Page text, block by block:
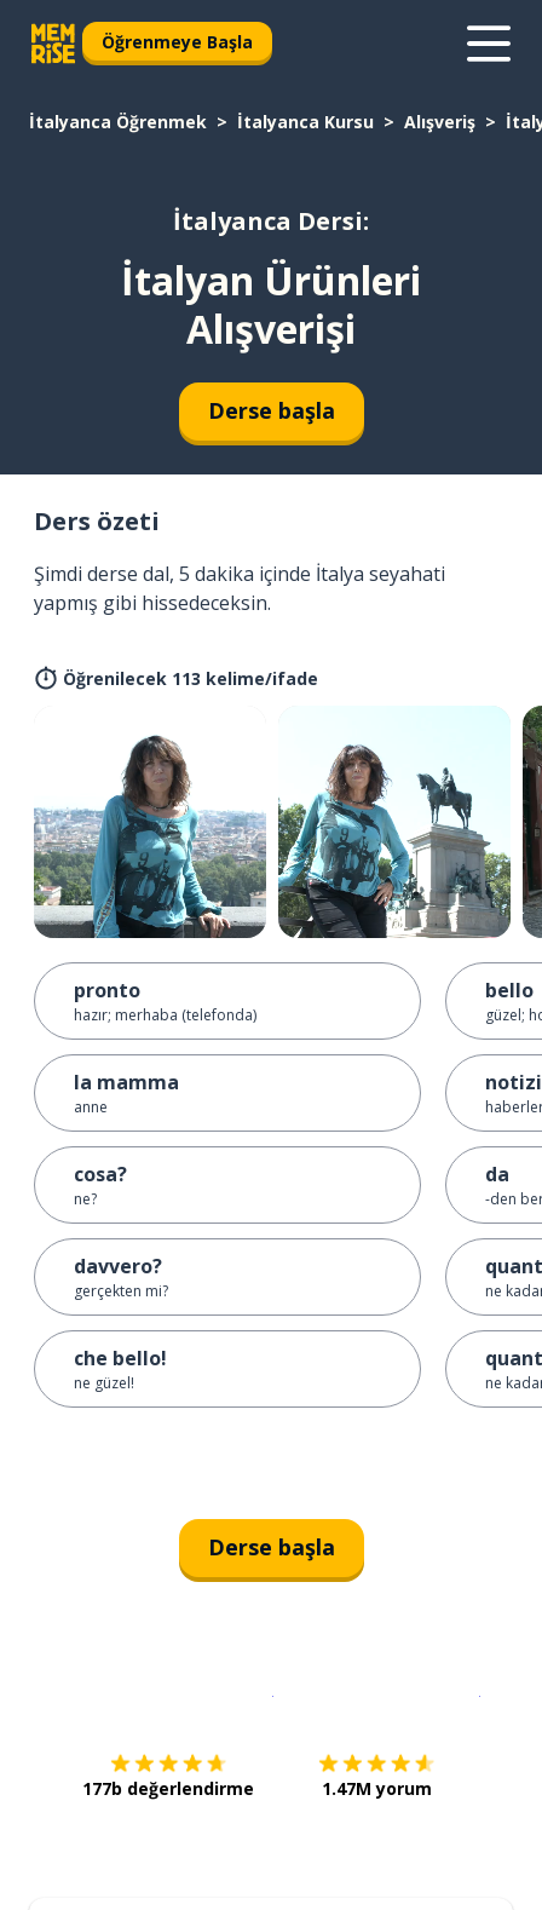
Öğrenmeye Başla
İtalyanca Öğrenmek İtalyanca Kursu Alışveriş
İtalyanca Dersi:
İtalyan Ürünleri
Alışverişi
Derse başla
Ders özeti
Şimdi derse dal, 5 dakika içinde İtalya seyahati
yapmış gibi hissedeceksin.
Öğrenilecek 113 kelime/ifade
pronto
hazır; merhaba (telefonda)
la mamma
anne
cosa?
ne?
davvero?
gerçekten mi?
che bello!
ne güzel!
bello
güzel;
da
-den
ne
ne
Derse başla
177b değerlendirme 1.47M yorum